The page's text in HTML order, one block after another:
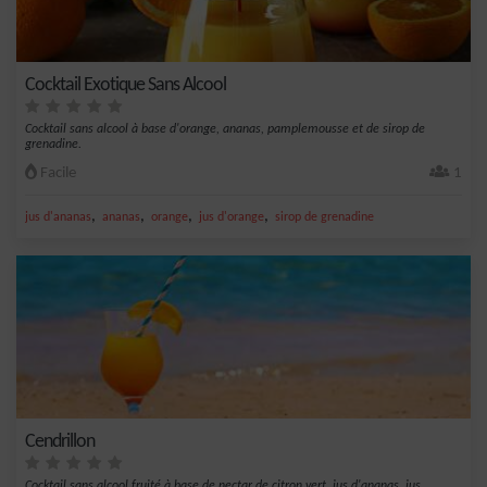
Cocktail Exotique Sans Alcool
Cocktail sans alcool à base d'orange, ananas, pamplemousse et de sirop de
grenadine.
Facile 1
jus d'ananas, ananas, orange, jus d'orange, sirop de grenadine
Cendrillon